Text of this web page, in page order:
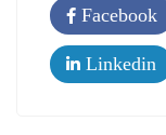
Facebook
Linkedin